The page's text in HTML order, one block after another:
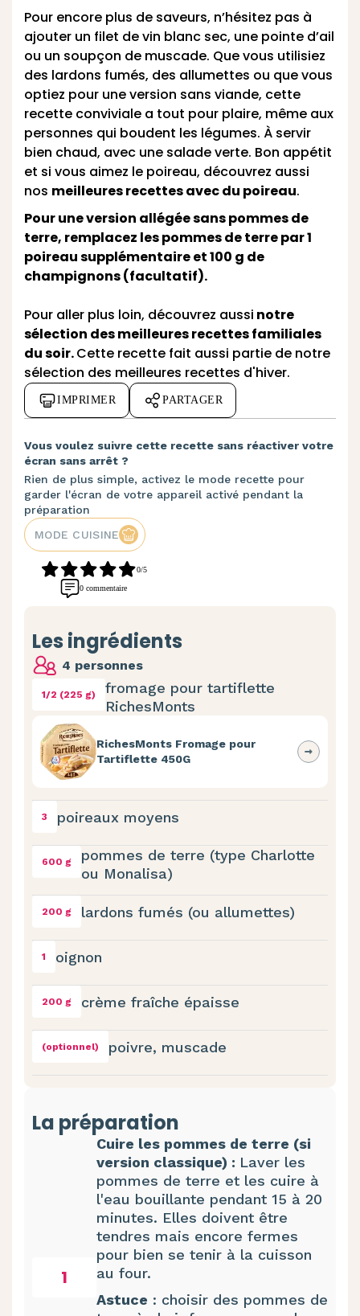
Pour encore plus de saveurs, n’hésitez pas à
ajouter un filet de vin blanc sec, une pointe d’ail
ou un soupçon de muscade. Que vous utilisiez
des lardons fumés, des allumettes ou que vous
optiez pour une version sans viande, cette
recette conviviale a tout pour plaire, même aux
personnes qui boudent les légumes. À servir
bien chaud, avec une salade verte. Bon appétit
et si vous aimez le poireau, découvrez aussi
nos meilleures recettes avec du poireau.
Pour une version allégée sans pommes de
terre, remplacez les pommes de terre par 1
poireau supplémentaire et 100 g de
champignons (facultatif).
Pour aller plus loin, découvrez aussi notre
sélection des meilleures recettes familiales
du soir.Cette recette fait aussi partie de notre
sélection des meilleures recettes d'hiver.
IMPRIMER PARTAGER
Vous voulez suivre cette recette sans réactiver votre
écran sans arrêt ?
Rien de plus simple, activez le mode recette pour
garder l'écran de votre appareil activé pendant la
préparation
MODE CUISINE
0/5
0 commentaire
Les ingrédients
4 personnes
1/2 (225 g)
fromage pour tartiflette
RichesMonts
RichesMonts Fromage pour
Tartiflette 450G
3 poireaux moyens
600 g
pommes de terre (type Charlotte
ou Monalisa)
200 g lardons fumés (ou allumettes)
1 oignon
200 g crème fraîche épaisse
(optionnel) poivre, muscade
La préparation
1
Cuire les pommes de terre (si
version classique) : Laver les
pommes de terre et les cuire à
l'eau bouillante pendant 15 à 20
minutes. Elles doivent être
tendres mais encore fermes
pour bien se tenir à la cuisson
au four.
Astuce : choisir des pommes de